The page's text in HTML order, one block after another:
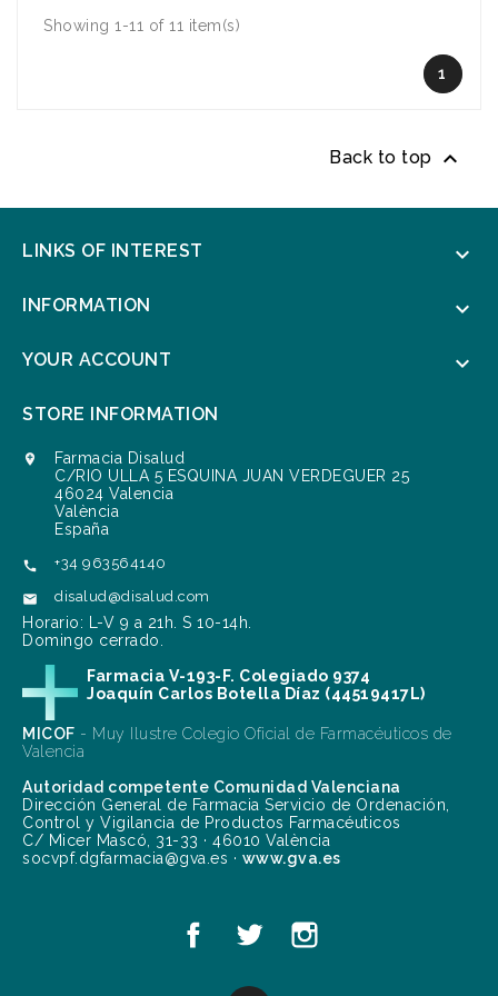
Showing 1-11 of 11 item(s)
1
Back to top 
LINKS OF INTEREST 
INFORMATION 
YOUR ACCOUNT 
STORE INFORMATION

Farmacia Disalud
C/RIO ULLA 5 ESQUINA JUAN VERDEGUER 25
46024 Valencia
València
España
 +34 963564140
 disalud@disalud.com
Horario: L-V 9 a 21h. S 10-14h.
Domingo cerrado.
Farmacia V-193-F. Colegiado 9374
Joaquín Carlos Botella Díaz (44519417L)
MICOF - Muy Ilustre Colegio Oficial de Farmacéuticos de
Valencia
Autoridad competente Comunidad Valenciana
Dirección General de Farmacia Servicio de Ordenación,
Control y Vigilancia de Productos Farmacéuticos
C/ Micer Mascó, 31-33 · 46010 València
socvpf.dgfarmacia@gva.es · www.gva.es